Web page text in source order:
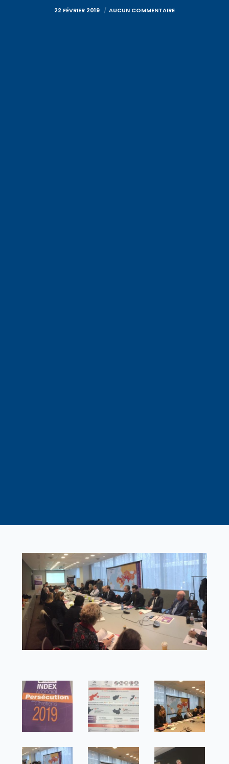
22 FÉVRIER 2019 AUCUN COMMENTAIRE